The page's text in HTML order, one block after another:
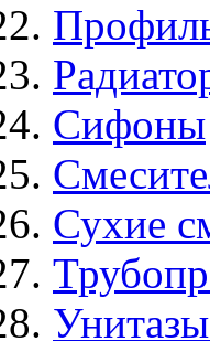
Сифоны
Сухие